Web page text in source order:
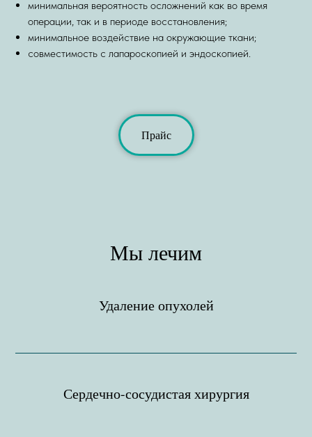
минимальная вероятность осложнений как во время
операции, так и в периоде восстановления;
минимальное воздействие на окружающие ткани;
совместимость с лапароскопией и эндоскопией.
Прайс
Мы лечим
Удаление опухолей
Сердечно-сосудистая хирургия